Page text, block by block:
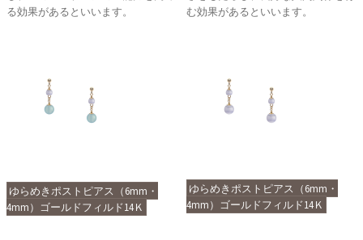
る効果があるといいます。
む効果があるといいます。
ゆらめきポストピアス（6mm・
4mm）ゴールドフィルド14Ｋ
ゆらめきポストピアス（6mm・
4mm）ゴールドフィルド14Ｋ